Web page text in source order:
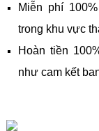
Miễn phí
trong khu vực
Hoàn tiền
như cam kết